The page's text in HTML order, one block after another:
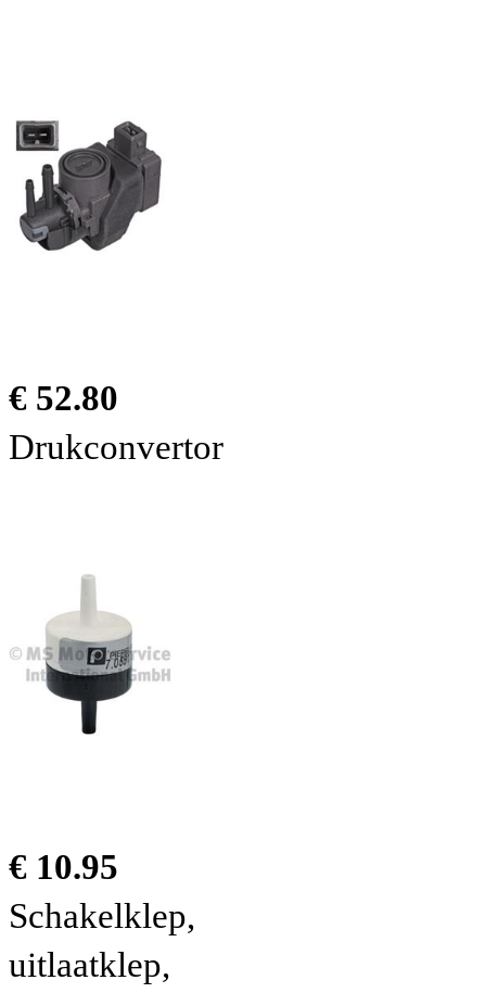
€ 52.80
Drukconvertor
€ 10.95
Schakelklep,
uitlaatklep,